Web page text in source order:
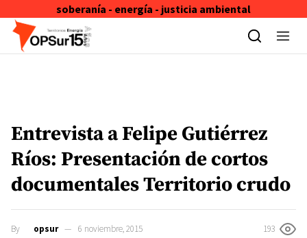
soberanía - energía - justicia ambiental
Skip to content
Entrevista a Felipe Gutiérrez
Ríos: Presentación de cortos
documentales Territorio crudo
By opsur 6 noviembre, 2015 193